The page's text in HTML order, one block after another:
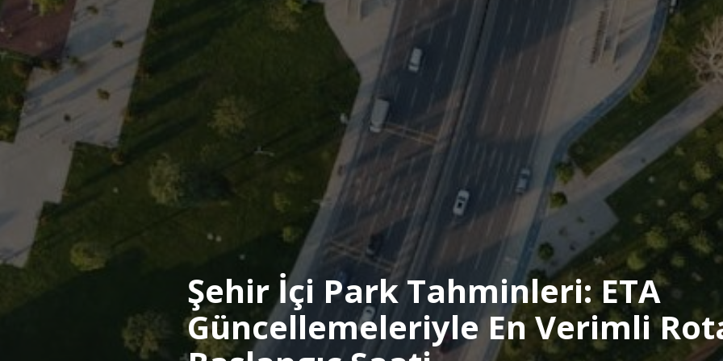
Şehir İçi Park Tahminleri: ETA
Güncellemeleriyle En Verimli